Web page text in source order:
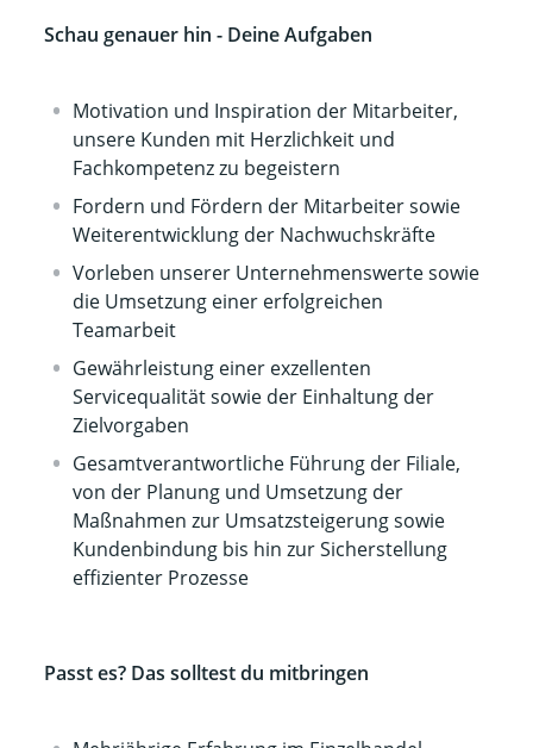
Schau genauer hin - Deine Aufgaben
Motivation und Inspiration der Mitarbeiter,
unsere Kunden mit Herzlichkeit und
Fachkompetenz zu begeistern
Fordern und Fördern der Mitarbeiter sowie
Weiterentwicklung der Nachwuchskräfte
Vorleben unserer Unternehmenswerte sowie
die Umsetzung einer erfolgreichen
Teamarbeit
Gewährleistung einer exzellenten
Servicequalität sowie der Einhaltung der
Zielvorgaben
Gesamtverantwortliche Führung der Filiale,
von der Planung und Umsetzung der
Maßnahmen zur Umsatzsteigerung sowie
Kundenbindung bis hin zur Sicherstellung
effizienter Prozesse
Passt es? Das solltest du mitbringen